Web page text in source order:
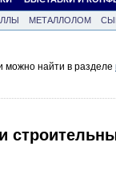
МЕТАЛЛОЛОМ
можно найти в разделе